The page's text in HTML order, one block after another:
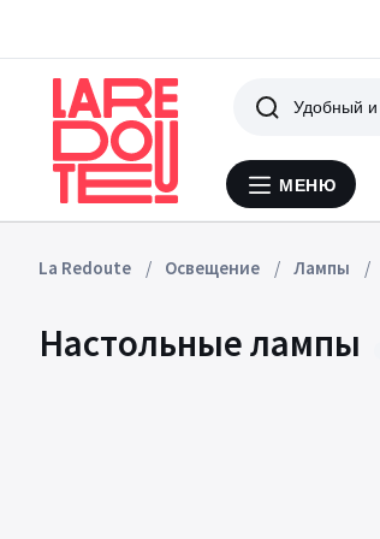
Меню
МЕНЮ
Поиск
La Redoute Освещение Лампы
Настольные лампы